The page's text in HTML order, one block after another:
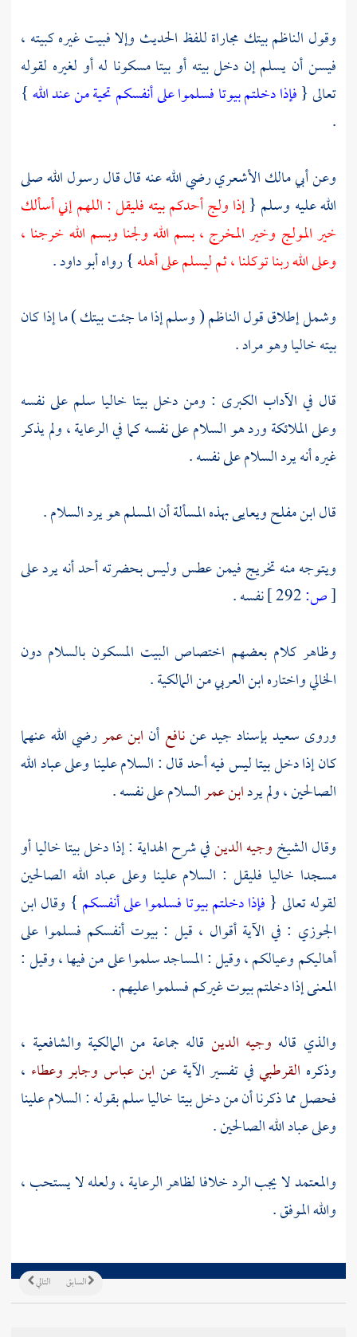
وقول الناظمبيتك مجاراة للفظ الحديث وإلا فبيت غيره كبيته ،
فيسن أن يسلم إن دخل بيته أو بيتا مسكونا له أو لغيره لقوله
تعالى {فإذا دخلتم بيوتا فسلموا على أنفسكم تحية من عند الله}
.
وعنأبي مالك الأشعريرضي الله عنه قال قال رسول الله صلى
الله عليه وسلم {إذا ولج أحدكم بيته فليقل : اللهم إني أسألك
خير المولج وخير المخرج ، بسم الله ولجنا وبسم الله خرجنا ،
وعلى الله ربنا توكلنا ، ثم ليسلم على أهله} رواهأبو داود.
وشمل إطلاق قولالناظم( وسلم إذا ما جئت بيتك ) ما إذا كان
بيته خاليا وهو مراد .
قال في الآداب الكبرى : ومن دخل بيتا خاليا سلم على نفسه
وعلى الملائكة ورد هو السلام على نفسه كما في الرعاية ، ولم يذكر
غيره أنه يرد السلام على نفسه .
قالابن مفلحويعايى بهذه المسألة أن المسلم هو يرد السلام .
ويتوجه منه تخريج فيمن عطس وليس بحضرته أحد أنه يرد على
[ص:
نفسه .
وظاهر كلام بعضهم اختصاص البيت المسكون بالسلام دون
الخالي واختارهابن العربيمن المالكية .
وروى سعيدبإسناد جيد عننافع أن ابن عمررضي الله عنهما
كان إذا دخل بيتا ليس فيه أحد قال : السلام علينا وعلى عباد الله
الصالحين ، ولم يردابن عمرالسلام على نفسه .
وقال الشيخوجيه الدينفي شرح الهداية : إذا دخل بيتا خاليا أو
مسجدا خاليا فليقل : السلام علينا وعلى عباد الله الصالحين
لقوله تعالى { فإذا دخلتم بيوتا فسلموا على أنفسكم } وقالابن
الجوزي : في الآية أقوال ، قيل : بيوت أنفسكم فسلموا على
أهاليكم وعيالكم ، وقيل : المساجد سلموا على من فيها ، وقيل :
المعنى إذا دخلتم بيوت غيركم فسلموا عليهم .
والذي قاله وجيه الدين قاله جماعة من المالكية والشافعية ،
وذكره القرطبيفي تفسير الآية عن ابن عباس وجابروعطاء ،
فحصل مما ذكرنا أن من دخل بيتا خاليا سلم بقوله : السلام علينا
وعلى عباد الله الصالحين .
والمعتمد لا يجب الرد خلافا لظاهر الرعاية ، ولعله لا يستحب ،
والله الموفق .
التالي السابق